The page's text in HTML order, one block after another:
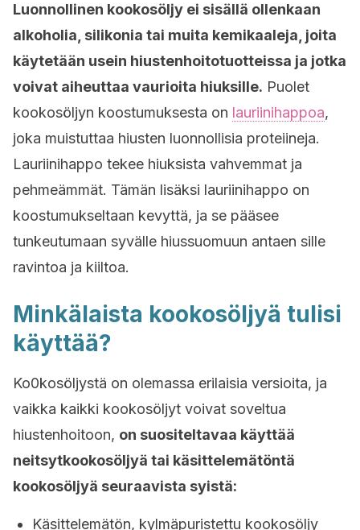
Luonnollinen kookosöljy ei sisällä ollenkaan
alkoholia, silikonia tai muita kemikaaleja, joita
käytetään usein hiustenhoitotuotteissa ja jotka
voivat aiheuttaa vaurioita hiuksille. Puolet
kookosöljyn koostumuksesta on lauriinihappoa,
joka muistuttaa hiusten luonnollisia proteiineja.
Lauriinihappo tekee hiuksista vahvemmat ja
pehmeämmät. Tämän lisäksi lauriinihappo on
koostumukseltaan kevyttä, ja se pääsee
tunkeutumaan syvälle hiussuomuun antaen sille
ravintoa ja kiiltoa.
Minkälaista kookosöljyä tulisi
käyttää?
Ko0kosöljystä on olemassa erilaisia versioita, ja
vaikka kaikki kookosöljyt voivat soveltua
hiustenhoitoon, on suositeltavaa käyttää
neitsytkookosöljyä tai käsittelemätöntä
kookosöljyä seuraavista syistä:
Käsittelemätön, kylmäpuristettu kookosöljy